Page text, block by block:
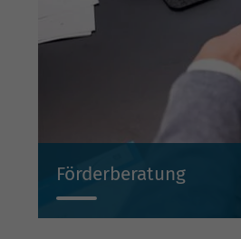
Förderberatung